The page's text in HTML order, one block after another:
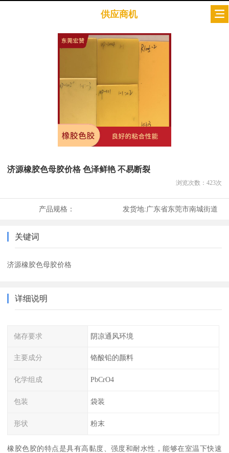
供应商机
济源橡胶色母胶价格 色泽鲜艳 不易断裂
浏览次数： 423次
产品规格： 发货地:广东省东莞市南城街道
关键词
济源橡胶色母胶价格
详细说明
储存要求 阴凉通风环境
主要成分 铬酸铅的颜料
化学组成 PbCrO4
包装 袋装
形状 粉末
橡胶色胶的特点是具有高黏度、强度和耐水性，能够在室温下快速